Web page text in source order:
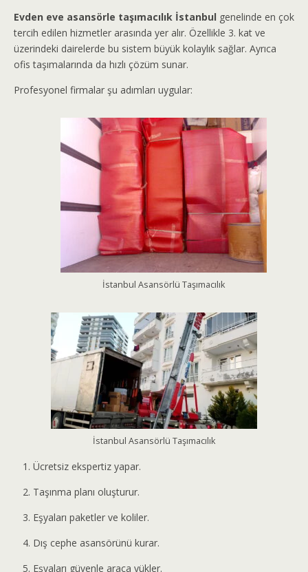
Evden eve asansörle taşımacılık İstanbul genelinde en çok
tercih edilen hizmetler arasında yer alır. Özellikle 3. kat ve
üzerindeki dairelerde bu sistem büyük kolaylık sağlar. Ayrıca
ofis taşımalarında da hızlı çözüm sunar.
Profesyonel firmalar şu adımları uygular:
İstanbul Asansörlü Taşımacılık
İstanbul Asansörlü Taşımacılık
Ücretsiz ekspertiz yapar.
Taşınma planı oluşturur.
Eşyaları paketler ve koliler.
Dış cephe asansörünü kurar.
Eşyaları güvenle araca yükler.